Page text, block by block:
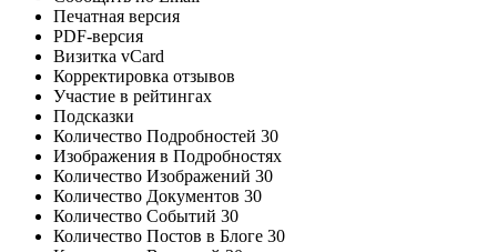
Печатная версия
PDF-версия
Визитка vCard
Корректировка отзывов
Участие в рейтингах
Подсказки
Количество Подробностей 30
Изображения в Подробностях
Количество Изображений 30
Количество Документов 30
Количество Событий 30
Количество Постов в Блоге 30